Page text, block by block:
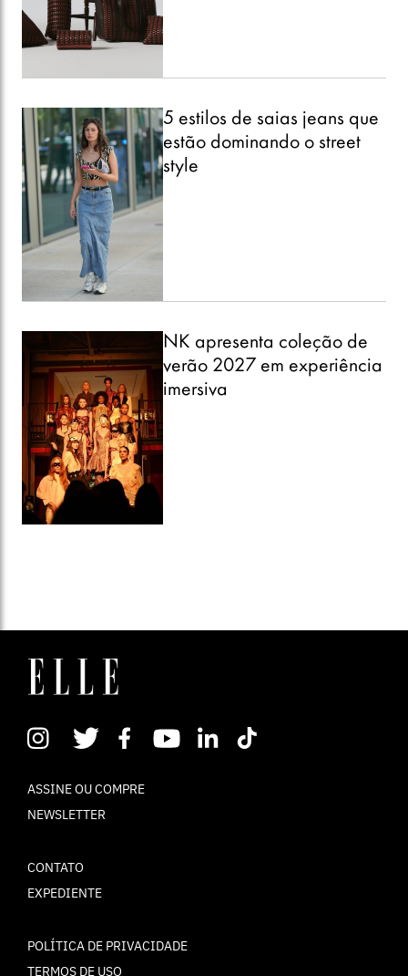
5 estilos de saias jeans que
estão dominando o street
style
NK apresenta coleção de
verão 2027 em experiência
imersiva
ASSINE OU COMPRE
NEWSLETTER
CONTATO
EXPEDIENTE
POLÍTICA DE PRIVACIDADE
TERMOS DE USO